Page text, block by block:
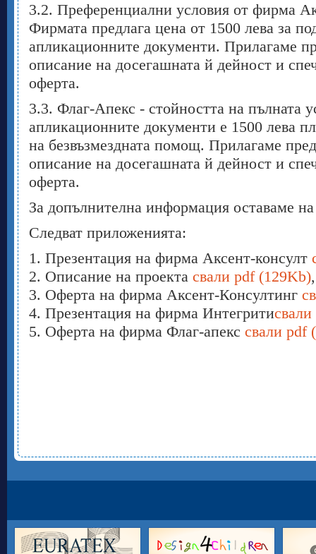
3.2. Преференциални условия от фирма
Фирмата предлага цена от 1500 лева за
апликационните документи. Прилагаме
описание на досегашната й дейност и
оферта.
3.3. Флаг-Апекс - стойността на пълната
апликационните документи е 1500 лева
на безвъзмездната помощ. Прилагаме
описание на досегашната й дейност и
оферта.
За допълнителна информация оставаме
Следват приложенията:
1. Презентация на фирма Аксент-консулт
2. Описание на проекта свали pdf (129Kb),
3. Оферта на фирма Аксент-Консултинг
4. Презентация на фирма Интегрити
5. Оферта на фирма Флаг-апекс свали pdf